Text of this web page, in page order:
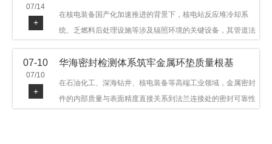
步发展。
07/14
+
在核电装备国产化加速推进的背景下，核电站反应堆冷却系
统、乏燃料后处理设施等涉及辐照环境的关键设备，其管道法
定与密封可靠。温州市华海密封件科技有限公司深耕金属密封
领域二十余年，依托八角垫、椭圆垫及RX/BX系列高压环垫等
全系列产品，以特种合金材质体系，为核电装备抗辐照密封提
供针对性配套方案。
07-10
07/10
+
华海密封检测体系筑牢金属环垫质量根基
在石油化工、深海钻井、核电装备等高端工业领域，金属密封
件的内部质量与表面精度直接关系到法兰连接处的密封可靠性